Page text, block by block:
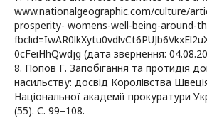
www.nationalgeographic.com/culture/
prosperity- womens-well-being-around-
0cFeiHhQwdjg (дата звернення:
8. Попов Г. Запобігання та протидія
насильству: досвід Королівства
Національної академії прокуратури
(55). С. 99–108.